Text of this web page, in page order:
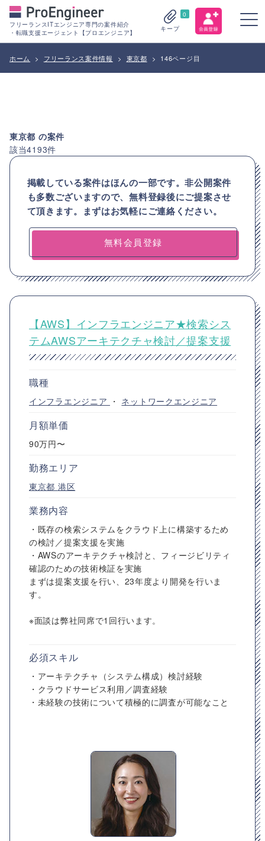
フリーランスITエンジニア専門の案件紹介
・転職支援エージェント【プロエンジニア】
0
キープ
ホーム > フリーランス案件情報 > 東京都 > 146ページ目
東京都 の案件
該当4193件
掲載している案件はほんの一部です。非公開案件
も多数ございますので、無料登録後にご提案させ
て頂きます。まずはお気軽にご連絡ください。
無料会員登録
【AWS】インフラエンジニア★検索シス
テムAWSアーキテクチャ検討／提案支援
職種
インフラエンジニア ・ ネットワークエンジニア
月額単価
90万円〜
勤務エリア
東京都 港区
業務内容
・既存の検索システムをクラウド上に構築するため
の検討／提案支援を実施
・AWSのアーキテクチャ検討と、フィージビリティ
確認のための技術検証を実施
まずは提案支援を行い、23年度より開発を行いま
す。
※面談は弊社同席で1回行います。
必須スキル
・アーキテクチャ（システム構成）検討経験
・クラウドサービス利用／調査経験
・未経験の技術について積極的に調査が可能なこと